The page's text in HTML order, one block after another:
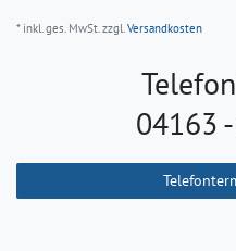
* inkl. ges. MwSt. zzgl.Versandkosten
04163